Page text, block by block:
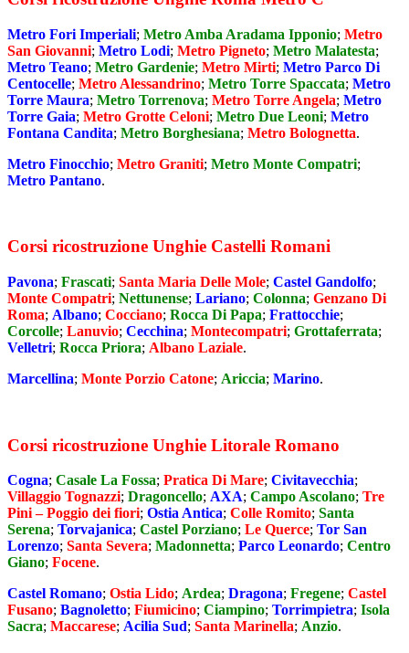
Metro Fori Imperiali; Metro Amba Aradama Ipponio; Metro
San Giovanni; Metro Lodi; Metro Pigneto; Metro Malatesta;
Metro Teano; Metro Gardenie; Metro Mirti; Metro Parco Di
Centocelle; Metro Alessandrino; Metro Torre Spaccata; Metro
Torre Maura; Metro Torrenova; Metro Torre Angela; Metro
Torre Gaia; Metro Grotte Celoni; Metro Due Leoni; Metro
Fontana Candita; Metro Borghesiana; Metro Bolognetta.
Metro Finocchio; Metro Graniti; Metro Monte Compatri;
Metro Pantano.
Corsi ricostruzione Unghie Castelli Romani
Pavona; Frascati; Santa Maria Delle Mole; Castel Gandolfo;
Monte Compatri; Nettunense; Lariano; Colonna; Genzano Di
Roma; Albano; Cocciano; Rocca Di Papa; Frattocchie;
Corcolle; Lanuvio; Cecchina; Montecompatri; Grottaferrata;
Velletri; Rocca Priora; Albano Laziale.
Marcellina; Monte Porzio Catone; Ariccia; Marino.
Corsi ricostruzione Unghie Litorale Romano
Cogna; Casale La Fossa; Pratica Di Mare; Civitavecchia;
Villaggio Tognazzi; Dragoncello; AXA; Campo Ascolano; Tre
Pini – Poggio dei fiori; Ostia Antica; Colle Romito; Santa
Serena; Torvajanica; Castel Porziano; Le Querce; Tor San
Lorenzo; Santa Severa; Madonnetta; Parco Leonardo; Centro
Giano; Focene.
Castel Romano; Ostia Lido; Ardea; Dragona; Fregene; Castel
Fusano; Bagnoletto; Fiumicino; Ciampino; Torrimpietra; Isola
Sacra; Maccarese; Acilia Sud; Santa Marinella; Anzio.